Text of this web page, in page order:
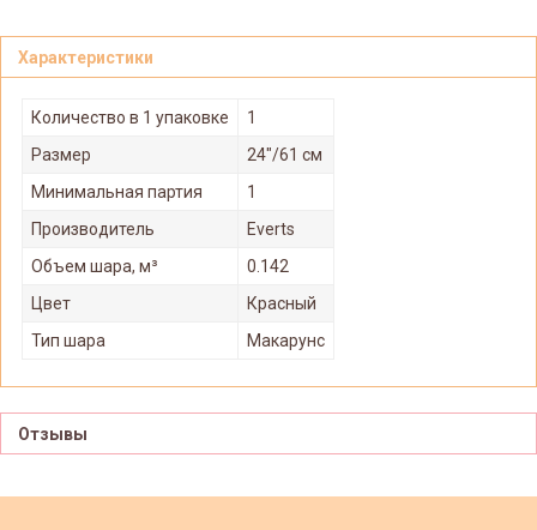
Характеристики
Количество в 1 упаковке
1
Размер
24"/61 см
Минимальная партия
1
Производитель
Everts
Объем шара, м³
0.142
Цвет
Красный
Тип шара
Макарунс
Отзывы